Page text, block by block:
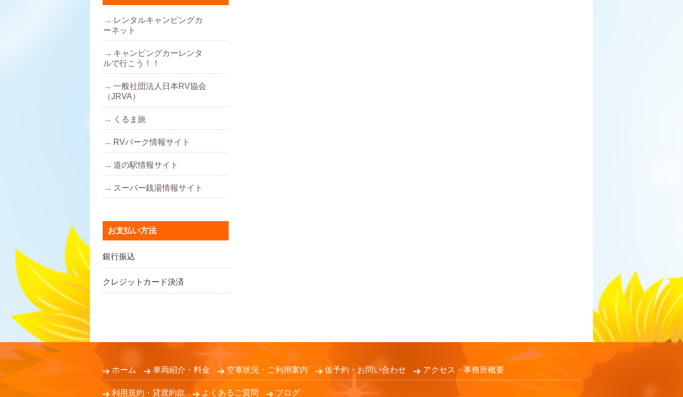
レンタルキャンピングカ
ーネット
キャンピングカーレンタ
ルで行こう！！
一般社団法人日本RV協会
（JRVA）
くるま旅
RVパーク情報サイト
道の駅情報サイト
スーパー銭湯情報サイト
お支払い方法
銀行振込
クレジットカード決済
ホーム 車両紹介・料金 空車状況・ご利用案内 仮予約・お問い合わせ アクセス・事務所概要
利用規約・貸渡約款 よくあるご質問 ブログ